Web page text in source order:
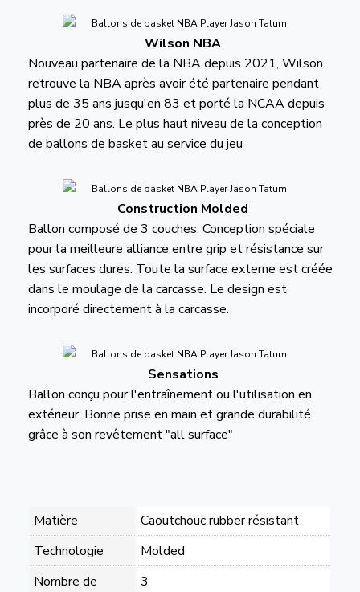
Wilson NBA
Nouveau partenaire de la NBA depuis 2021, Wilson
retrouve la NBA après avoir été partenaire pendant
plus de 35 ans jusqu'en 83 et porté la NCAA depuis
près de 20 ans. Le plus haut niveau de la conception
de ballons de basket au service du jeu
Construction Molded
Ballon composé de 3 couches. Conception spéciale
pour la meilleure alliance entre grip et résistance sur
les surfaces dures. Toute la surface externe est créée
dans le moulage de la carcasse. Le design est
incorporé directement à la carcasse.
Sensations
Ballon conçu pour l'entraînement ou l'utilisation en
extérieur. Bonne prise en main et grande durabilité
grâce à son revêtement "all surface"
Matière
Caoutchouc rubber résistant
Technologie
Molded
Nombre de
3